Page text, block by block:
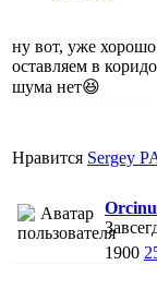
ну вот, уже
оставляем в
шума нет😆
Нравится Sergey
1900